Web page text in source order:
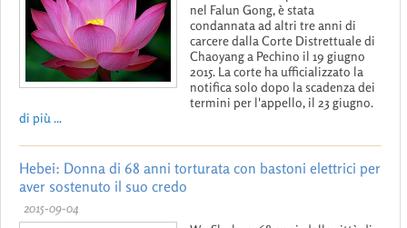
nel Falun Gong, è stata
condannata ad altri tre anni di
carcere dalla Corte Distrettuale di
Chaoyang a Pechino il 19 giugno
2015. La corte ha ufficializzato la
notifica solo dopo la scadenza dei
termini per l'appello, il 23 giugno.
di più ...
Hebei: Donna di 68 anni torturata con bastoni elettrici per
aver sostenuto il suo credo
2015-09-04